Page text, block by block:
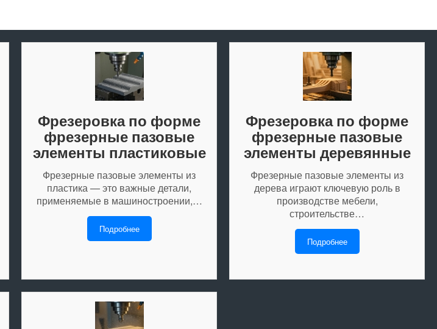
Фрезеровка по форме
фрезерные пазовые
элементы пластиковые
Фрезерные пазовые элементы из
пластика — это важные детали,
применяемые в машиностроении,…
Подробнее
Фрезеровка по форме
фрезерные пазовые
элементы деревянные
Фрезерные пазовые элементы из
дерева играют ключевую роль в
производстве мебели,
строительстве…
Подробнее